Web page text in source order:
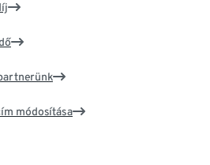
módosítása